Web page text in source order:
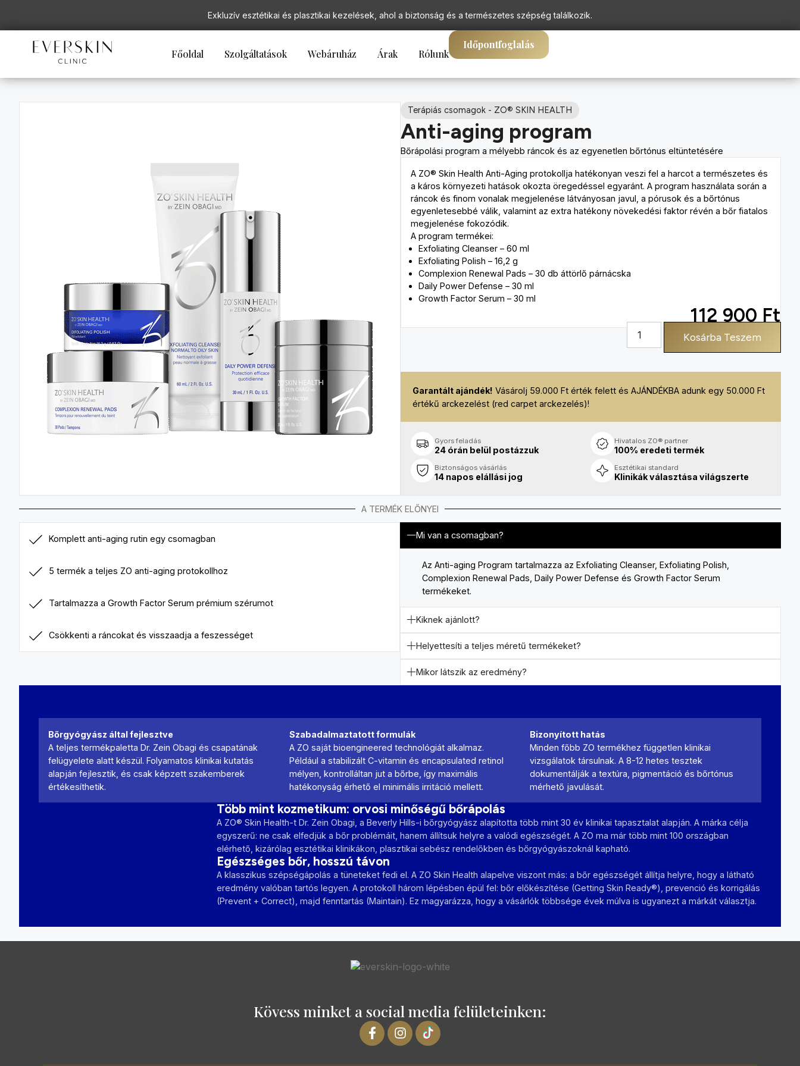
Exkluzív esztétikai és plasztikai kezelések, ahol a biztonság és a természetes szépség találkozik.
Főoldal Szolgáltatások Webáruház Árak Rólunk
Időpontfoglalás
Terápiás csomagok- ZO® SKIN HEALTH
Anti-aging program
Bőrápolási program a mélyebb ráncok és az egyenetlen bőrtónus eltüntetésére
A ZO® Skin Health Anti-Aging protokollja hatékonyan veszi fel a harcot a természetes és
a káros környezeti hatások okozta öregedéssel egyaránt. A program használata során a
ráncok és finom vonalak megjelenése látványosan javul, a pórusok és a bőrtónus
egyenletesebbé válik, valamint az extra hatékony növekedési faktor révén a bőr fiatalos
megjelenése fokozódik.
A program termékei:
Exfoliating Cleanser – 60 ml
Exfoliating Polish – 16,2 g
Complexion Renewal Pads – 30 db áttörlő párnácska
Daily Power Defense – 30 ml
Growth Factor Serum – 30 ml
112 900 Ft
Kosárba Teszem
Garantált ajándék! Vásárolj 59.000 Ft érték felett és AJÁNDÉKBA adunk egy 50.000 Ft
értékű arckezelést (red carpet arckezelés)!
Gyors feladás
24 órán belül postázzuk
Hivatalos ZO® partner
100% eredeti termék
Biztonságos vásárlás
14 napos elállási jog
Esztétikai standard
Klinikák választása világszerte
A TERMÉK ELŐNYEI
Komplett anti-aging rutin egy csomagban
5 termék a teljes ZO anti-aging protokollhoz
Tartalmazza a Growth Factor Serum prémium szérumot
Csökkenti a ráncokat és visszaadja a feszességet
Mi van a csomagban?
Az Anti-aging Program tartalmazza az Exfoliating Cleanser, Exfoliating Polish,
Complexion Renewal Pads, Daily Power Defense és Growth Factor Serum
termékeket.
Kiknek ajánlott?
Helyettesíti a teljes méretű termékeket?
Mikor látszik az eredmény?
Bőrgyógyász által fejlesztve
A teljes termékpaletta Dr. Zein Obagi és csapatának
felügyelete alatt készül. Folyamatos klinikai kutatás
alapján fejlesztik, és csak képzett szakemberek
értékesíthetik.
Szabadalmaztatott formulák
A ZO saját bioengineered technológiát alkalmaz.
Például a stabilizált C-vitamin és encapsulated retinol
mélyen, kontrolláltan jut a bőrbe, így maximális
hatékonyság érhető el minimális irritáció mellett.
Bizonyított hatás
Minden főbb ZO termékhez független klinikai
vizsgálatok társulnak. A 8-12 hetes tesztek
dokumentálják a textúra, pigmentáció és bőrtónus
mérhető javulását.
Több mint kozmetikum: orvosi minőségű bőrápolás
A ZO® Skin Health-t Dr. Zein Obagi, a Beverly Hills-i bőrgyógyász alapította több mint 30 év klinikai tapasztalat alapján. A márka célja
egyszerű: ne csak elfedjük a bőr problémáit, hanem állítsuk helyre a valódi egészségét. A ZO ma már több mint 100 országban
elérhető, kizárólag esztétikai klinikákon, plasztikai sebész rendelőkben és bőrgyógyászoknál kapható.
Egészséges bőr, hosszú távon
A klasszikus szépségápolás a tüneteket fedi el. A ZO Skin Health alapelve viszont más: a bőr egészségét állítja helyre, hogy a látható
eredmény valóban tartós legyen. A protokoll három lépésben épül fel: bőr előkészítése (Getting Skin Ready®), prevenció és korrigálás
(Prevent + Correct), majd fenntartás (Maintain). Ez magyarázza, hogy a vásárlók többsége évek múlva is ugyanezt a márkát választja.
Kövess minket a social media felületeinken: